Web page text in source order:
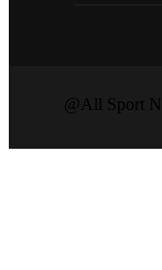
@All Sport